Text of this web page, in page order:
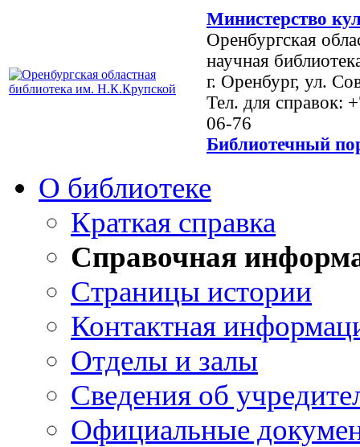
Министерство
Оренбургская
научная
г. Оренбург, ул.
Тел. для справок:
06-76
Библиотечный
О библиотеке
Краткая справка
Справочная
Страницы истории
Контактная
Отделы и залы
Сведения об
Официальные